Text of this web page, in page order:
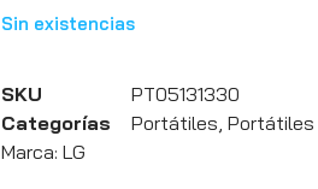
Sin existencias
SKU
PT05131330
Categorías
Portátiles Portátiles
Marca: LG